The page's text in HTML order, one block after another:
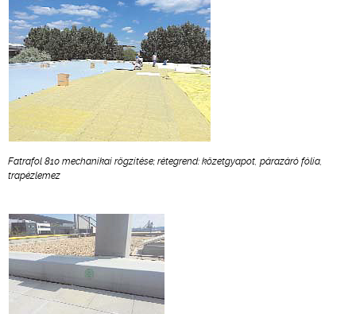
Fatrafol 810 mechanikai rögzítése; rétegrend: kőzetgyapot, párazáró fólia,
trapézlemez